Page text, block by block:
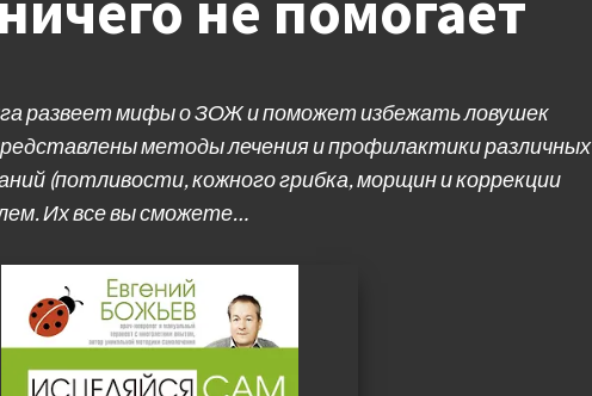
развеет мифы о ЗОЖ и поможет избежать ловушек
методы лечения и профилактики различных
(потливости, кожного грибка, морщин и коррекции
Их все вы сможете…